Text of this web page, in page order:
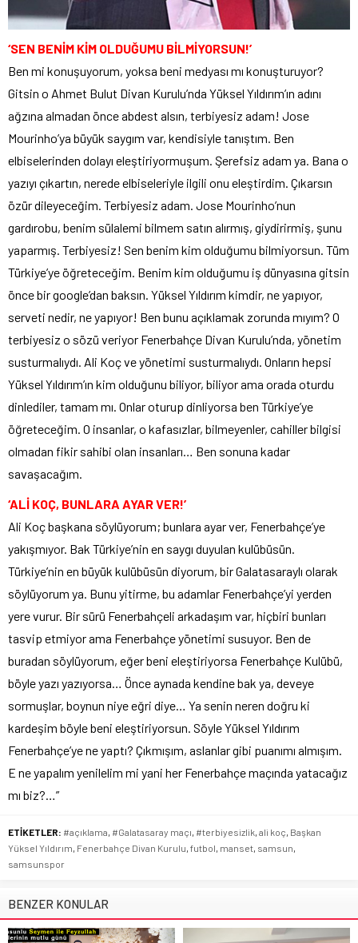
‘SEN BENİM KİM OLDUĞUMU BİLMİYORSUN!’
Ben mi konuşuyorum, yoksa beni medyası mı konuşturuyor?
Gitsin o Ahmet Bulut Divan Kurulu’nda Yüksel Yıldırım’ın adını
ağzına almadan önce abdest alsın, terbiyesiz adam! Jose
Mourinho’ya büyük saygım var, kendisiyle tanıştım. Ben
elbiselerinden dolayı eleştiriyormuşum. Şerefsiz adam ya. Bana o
yazıyı çıkartın, nerede elbiseleriyle ilgili onu eleştirdim. Çıkarsın
özür dileyeceğim. Terbiyesiz adam. Jose Mourinho’nun
gardırobu, benim sülalemi bilmem satın alırmış, giydirirmiş, şunu
yaparmış. Terbiyesiz! Sen benim kim olduğumu bilmiyorsun. Tüm
Türkiye’ye öğreteceğim. Benim kim olduğumu iş dünyasına gitsin
önce bir google’dan baksın. Yüksel Yıldırım kimdir, ne yapıyor,
serveti nedir, ne yapıyor! Ben bunu açıklamak zorunda mıyım? O
terbiyesiz o sözü veriyor Fenerbahçe Divan Kurulu’nda, yönetim
susturmalıydı. Ali Koç ve yönetimi susturmalıydı. Onların hepsi
Yüksel Yıldırım’ın kim olduğunu biliyor, biliyor ama orada oturdu
dinlediler, tamam mı. Onlar oturup dinliyorsa ben Türkiye’ye
öğreteceğim. O insanlar, o kafasızlar, bilmeyenler, cahiller bilgisi
olmadan fikir sahibi olan insanları… Ben sonuna kadar
savaşacağım.
‘ALİ KOÇ, BUNLARA AYAR VER!’
Ali Koç başkana söylüyorum; bunlara ayar ver, Fenerbahçe’ye
yakışmıyor. Bak Türkiye’nin en saygı duyulan kulübüsün.
Türkiye’nin en büyük kulübüsün diyorum, bir Galatasaraylı olarak
söylüyorum ya. Bunu yitirme, bu adamlar Fenerbahçe’yi yerden
yere vurur. Bir sürü Fenerbahçeli arkadaşım var, hiçbiri bunları
tasvip etmiyor ama Fenerbahçe yönetimi susuyor. Ben de
buradan söylüyorum, eğer beni eleştiriyorsa Fenerbahçe Kulübü,
böyle yazı yazıyorsa… Önce aynada kendine bak ya, deveye
sormuşlar, boynun niye eğri diye… Ya senin neren doğru ki
kardeşim böyle beni eleştiriyorsun. Söyle Yüksel Yıldırım
Fenerbahçe’ye ne yaptı? Çıkmışım, aslanlar gibi puanımı almışım.
E ne yapalım yenilelim mi yani her Fenerbahçe maçında yatacağız
mı biz?…”
ETİKETLER: #açıklama, #Galatasaray maçı, #terbiyesizlik, ali koç, Başkan
Yüksel Yıldırım, Fenerbahçe Divan Kurulu, futbol, manset, samsun,
samsunspor
BENZER KONULAR